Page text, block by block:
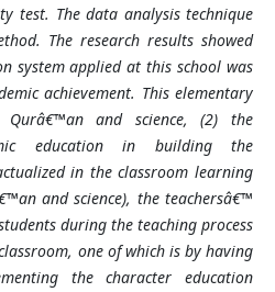
test. The data analysis technique
The research results showed
system applied at this school was
achievement. This elementary
Qurâ€™an and science, (2) the
education in building the
in the classroom learning
and science), the teachersâ€™
during the teaching process
one of which is by having
the character education